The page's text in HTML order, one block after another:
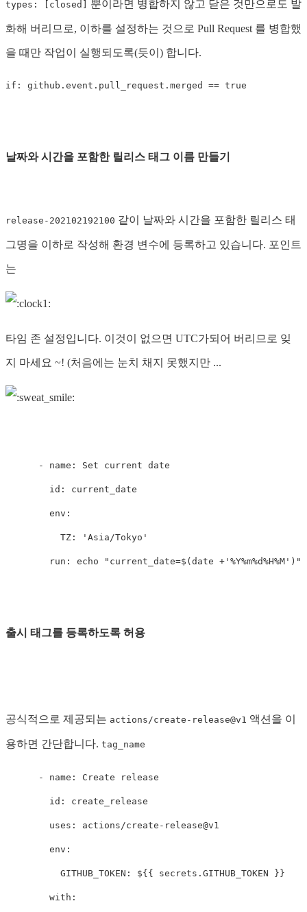
types: [closed] 뿐이라면 병합하지 않고 닫은 것만으로도 발
화해 버리므로, 이하를 설정하는 것으로 Pull Request 를 병합했
을 때만 작업이 실행되도록(듯이) 합니다.
if : github.event.pull_request.merged == true
날짜와 시간을 포함한 릴리스 태그 이름 만들기
release-202102192100 같이 날짜와 시간을 포함한 릴리스 태
그명을 이하로 작성해 환경 변수에 등록하고 있습니다. 포인트
는
타임 존 설정입니다. 이것이 없으면 UTC가되어 버리므로 잊
지 마세요 ~! (처음에는 눈치 채지 못했지만 ...
- name : Set current date
id : current_date
env :
TZ : ' Asia/Tokyo'
run : echo "current_date=$(date +'%Y%m%d%H%M')"
출시 태그를 등록하도록 허용
공식적으로 제공되는 actions/create-release@v1 액션을 이
용하면 간단합니다. tag_name
- name : Create release
id : create_release
uses : actions/create-release@v1
env :
GITHUB_TOKEN : ${{ secrets.GITHUB_TOKEN }}
with :